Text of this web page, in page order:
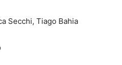
Secchi, Tiago Bahia